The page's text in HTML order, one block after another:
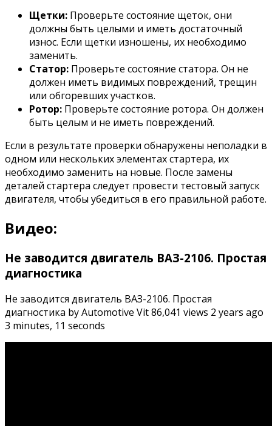
Щетки: Проверьте состояние щеток, они
должны быть целыми и иметь достаточный
износ. Если щетки изношены, их необходимо
заменить.
Статор: Проверьте состояние статора. Он не
должен иметь видимых повреждений, трещин
или обгоревших участков.
Ротор: Проверьте состояние ротора. Он должен
быть целым и не иметь повреждений.
Если в результате проверки обнаружены неполадки в
одном или нескольких элементах стартера, их
необходимо заменить на новые. После замены
деталей стартера следует провести тестовый запуск
двигателя, чтобы убедиться в его правильной работе.
Видео:
Не заводится двигатель ВАЗ-2106. Простая
диагностика
Не заводится двигатель ВАЗ-2106. Простая
диагностика by Automotive Vit 86,041 views 2 years ago
3 minutes, 11 seconds